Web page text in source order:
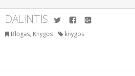
DALINTIS TwitterFacebook
Blogas, Knygos knygos